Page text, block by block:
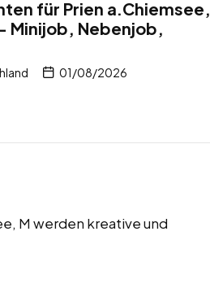
für Prien a.Chiemsee,
Minijob, Nebenjob,
01/08/2026
M werden kreative und